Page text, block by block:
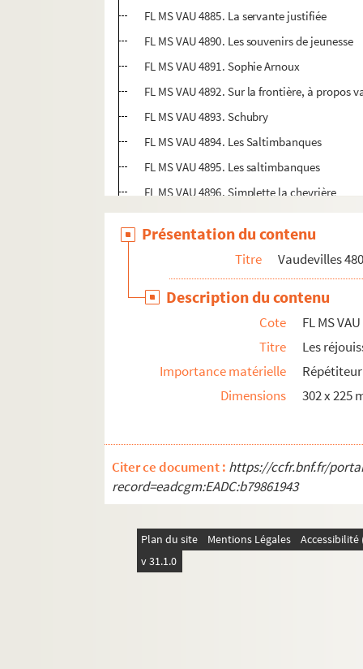
FL MS VAU 4885. La servante justifiée
FL MS VAU 4890. Les souvenirs de jeunesse
FL MS VAU 4891. Sophie Arnoux
FL MS VAU 4892. Sur la frontière, à propos
FL MS VAU 4893. Schubry
FL MS VAU 4894. Les Saltimbanques
FL MS VAU 4895. Les saltimbanques
FL MS VAU 4896. Simplette la chevrière
FL MS VAU 4897. Si jamais j’te pince
FL MS VAU 4898. Si Pontoise le savait
FL MS VAU 4899. Le second mari de ma
Vaudevilles 4900-4999
Partitions associées
Présentation du contenu
Titre Vaudevilles
Description du contenu
Cote
FL MS
Titre
Les
Importance matérielle
Dimensions
302 x 225
Citer ce document : https://ccfr.bnf.fr/
record=eadcgm:EADC:b79861943
Plan du site Mentions Légales
v 31.1.0